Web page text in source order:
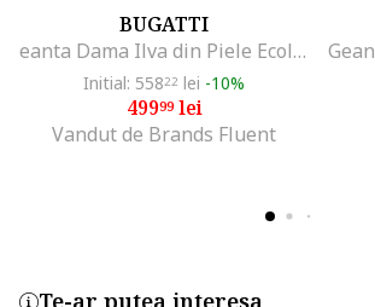
BUGATTI
eanta Dama Ilva din Piele Ecologica, 495301, Bej Natural
Initial: 55822 lei -10%
49999lei
Vandut de Brands Fluent